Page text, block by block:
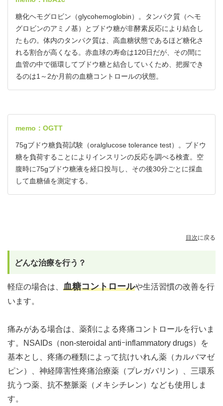
糖化ヘモグロビン（glycohemoglobin）。タンパク質（ヘモ
グロビンのアミノ基）とブドウ糖が非酵素反応により結合し
たもの。体内のタンパク質は、高血糖状態であるほど糖化さ
れる割合が高くなる。赤血球の寿命は120日だが、その間に
血管の中で循環してブドウ糖と結合していくため、把握でき
るのは1～2か月前の血糖コントロールの状態。
memo：OGTT
75gブドウ糖負荷試験（oralglucose tolerance test）。ブドウ
糖を負荷することによりインスリンの反応を調べる検査。空
腹時に75gブドウ糖液を経口投与し、その後30分ごとに採血
して血糖値を測定する。
目次に戻る
どんな治療を行う？
軽症の場合は、 血糖コントロールや生活習慣の改善を行
います。
痛みがある場合は、薬剤による疼痛コントロールを行いま
す。NSAIDs（non-steroidal antiｰinflammatory drugs）を
基本とし、疼痛の種類によって抗けいれん薬（カルバマゼ
ピン）、神経障害性疼痛治療薬（プレガバリン）、三環系
抗うつ薬、抗不整脈薬（メキシチレン）なども使用しま
す。